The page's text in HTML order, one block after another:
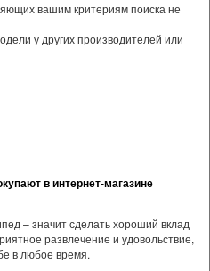
вашим критериям поиска не
у других производителей или
в интернет-магазине
– значит сделать хороший вклад
развлечение и удовольствие,
в любое время.